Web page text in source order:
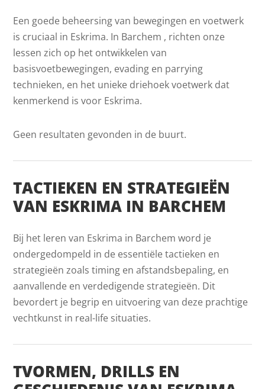
Een goede beheersing van bewegingen en voetwerk
is cruciaal in Eskrima. In Barchem , richten onze
lessen zich op het ontwikkelen van
basisvoetbewegingen, evading en parrying
technieken, en het unieke driehoek voetwerk dat
kenmerkend is voor Eskrima.
Geen resultaten gevonden in de buurt.
TACTIEKEN EN STRATEGIEËN
VAN ESKRIMA IN BARCHEM
Bij het leren van Eskrima in Barchem word je
ondergedompeld in de essentiële tactieken en
strategieën zoals timing en afstandsbepaling, en
aanvallende en verdedigende strategieën. Dit
bevordert je begrip en uitvoering van deze prachtige
vechtkunst in real-life situaties.
TVORMEN, DRILLS EN